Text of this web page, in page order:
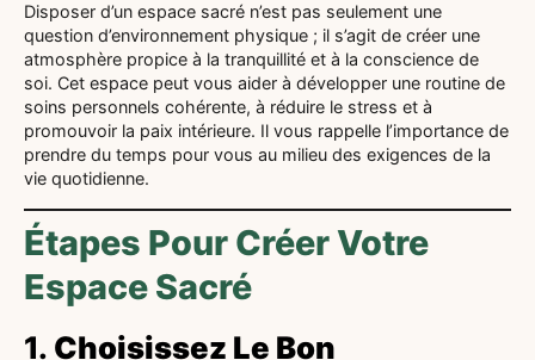
Disposer d’un espace sacré n’est pas seulement une
question d’environnement physique ; il s’agit de créer une
atmosphère propice à la tranquillité et à la conscience de
soi. Cet espace peut vous aider à développer une routine de
soins personnels cohérente, à réduire le stress et à
promouvoir la paix intérieure. Il vous rappelle l’importance de
prendre du temps pour vous au milieu des exigences de la
vie quotidienne.
Étapes Pour Créer Votre
Espace Sacré
1. Choisissez Le Bon